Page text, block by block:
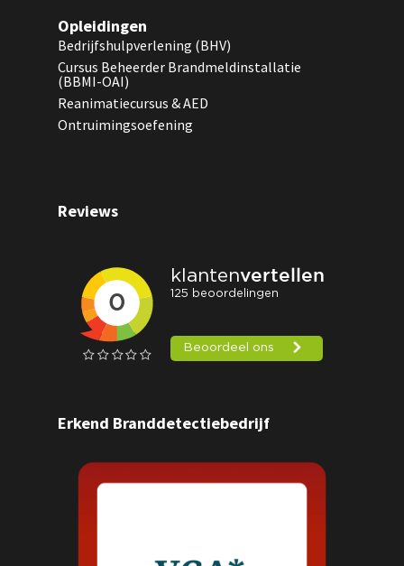
Opleidingen
Bedrijfshulpverlening (BHV)
Cursus Beheerder Brandmeldinstallatie
(BBMI-OAI)
Reanimatiecursus & AED
Ontruimingsoefening
Reviews
Erkend Branddetectiebedrijf